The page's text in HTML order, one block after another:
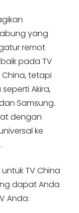
yang
remot
pada TV
tetapi
Akira,
Samsung.
dengan
ke
TV China
dapat Anda
Anda: